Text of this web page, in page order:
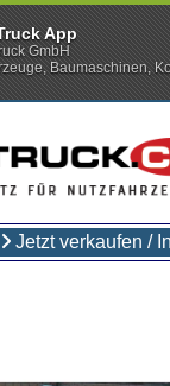
Jetzt verkaufen /
App
GmbH
Baumaschinen,